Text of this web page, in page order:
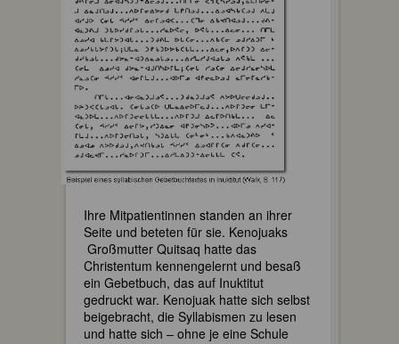
Ihre Mitpatientinnen standen an ihrer
Seite und beteten für sie. Kenojuaks
Großmutter Quitsaq hatte das
Christentum kennengelernt und besaß
ein Gebetbuch, das auf Inuktitut
gedruckt war. Kenojuak hatte sich selbst
beigebracht, die Syllabismen zu lesen
und hatte sich – ohne je eine Schule